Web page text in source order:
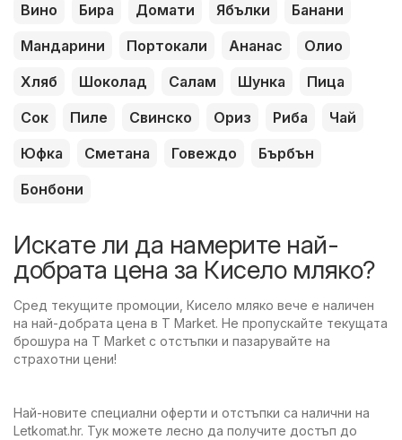
Вино
Бира Домати Ябълки
Банани
Мандарини
Портокали Ананас
Олио
Хляб
Шоколад Салам Шунка
Пица
Сок
Пиле Свинско Ориз Риба
Чай
Юфка
Сметана Говеждо
Бърбън
Бонбони
Искате ли да намерите най-
добрата цена за Кисело мляко?
Сред текущите промоции, Кисело мляко вече е наличен
на най-добрата цена в T Market. Не пропускайте текущата
брошура на T Market с отстъпки и пазарувайте на
страхотни цени!
Най-новите специални оферти и отстъпки са налични на
Letkomat.hr. Тук можете лесно да получите достъп до